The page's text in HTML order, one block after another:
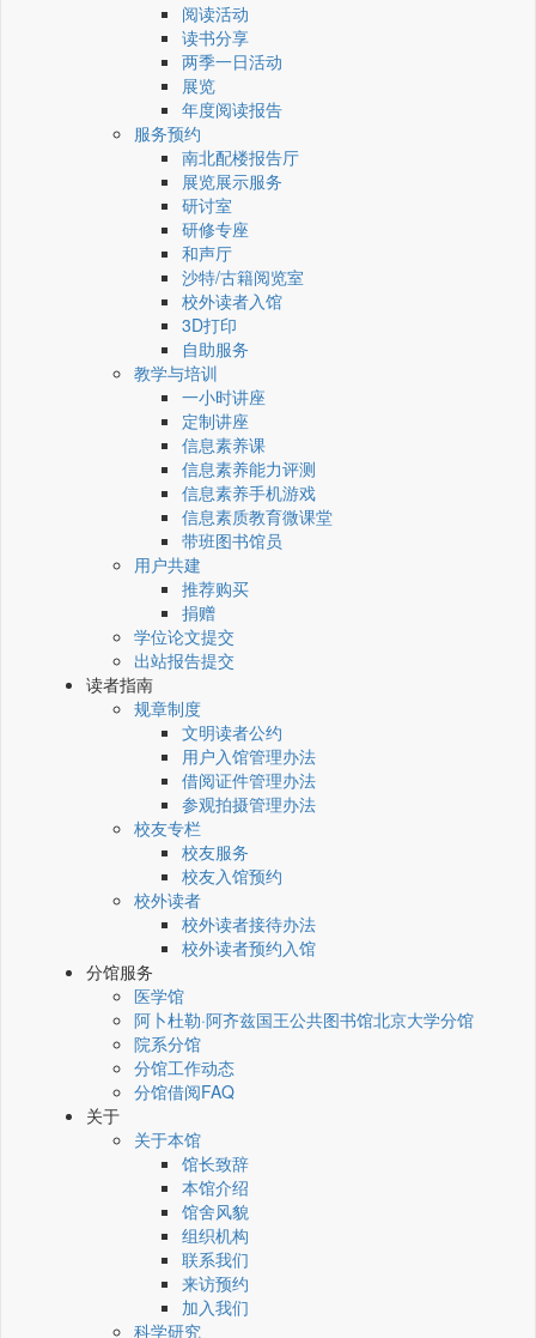
阅读活动
读书分享
两季一日活动
展览
年度阅读报告
服务预约
南北配楼报告厅
展览展示服务
研讨室
研修专座
和声厅
沙特/古籍阅览室
校外读者入馆
3D打印
自助服务
教学与培训
一小时讲座
定制讲座
信息素养课
信息素养能力评测
信息素养手机游戏
信息素质教育微课堂
带班图书馆员
用户共建
推荐购买
捐赠
学位论文提交
出站报告提交
读者指南
规章制度
文明读者公约
用户入馆管理办法
借阅证件管理办法
参观拍摄管理办法
校友专栏
校友服务
校友入馆预约
校外读者
校外读者接待办法
校外读者预约入馆
分馆服务
医学馆
阿卜杜勒·阿齐兹国王公共图书馆北京大学分馆
院系分馆
分馆工作动态
分馆借阅FAQ
关于
关于本馆
馆长致辞
本馆介绍
馆舍风貌
组织机构
联系我们
来访预约
加入我们
科学研究